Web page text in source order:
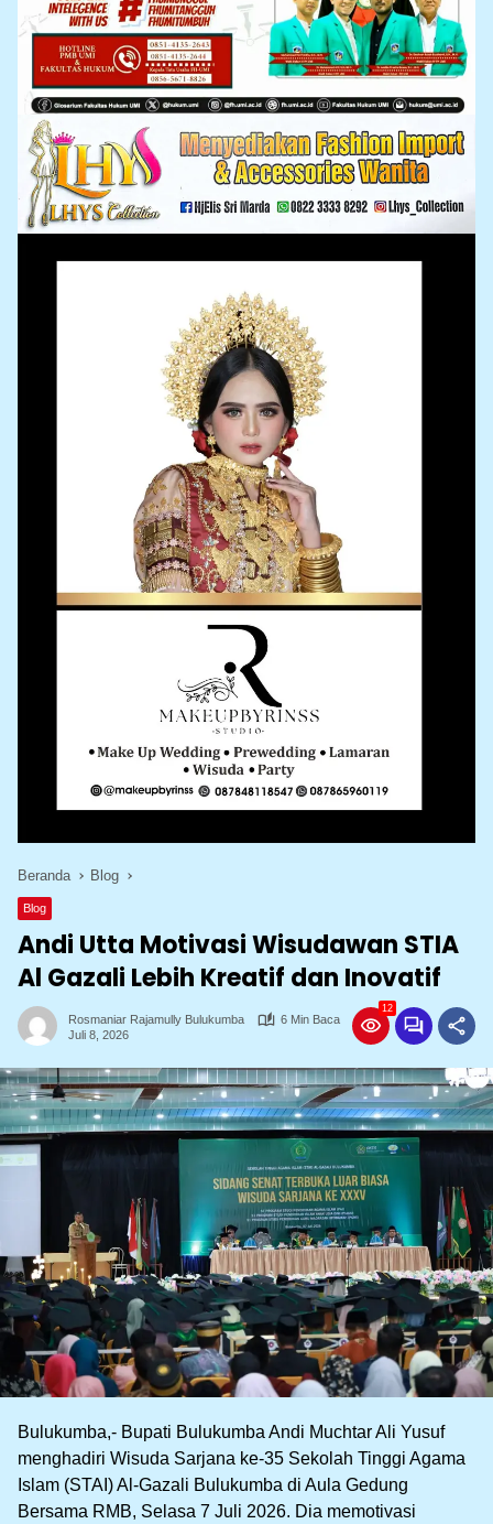
Beranda Blog
Blog
Andi Utta Motivasi Wisudawan STIA
Al Gazali Lebih Kreatif dan Inovatif
Rosmaniar Rajamully Bulukumba
6 Min Baca
Juli 8, 2026
12
Bulukumba,- Bupati Bulukumba Andi Muchtar Ali Yusuf
menghadiri Wisuda Sarjana ke-35 Sekolah Tinggi Agama
Islam (STAI) Al-Gazali Bulukumba di Aula Gedung
Bersama RMB, Selasa 7 Juli 2026. Dia memotivasi